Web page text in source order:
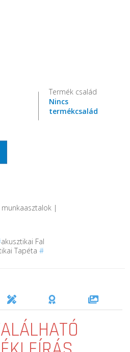
Termék család
Nincs
termékcsalád
|
akusztikai Fal
Tapéta #